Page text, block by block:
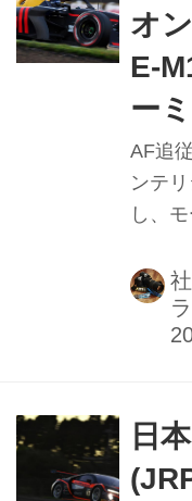
オ
E-
ー
AF追
ンテ
し、
た「
ーズ
ラ、
日